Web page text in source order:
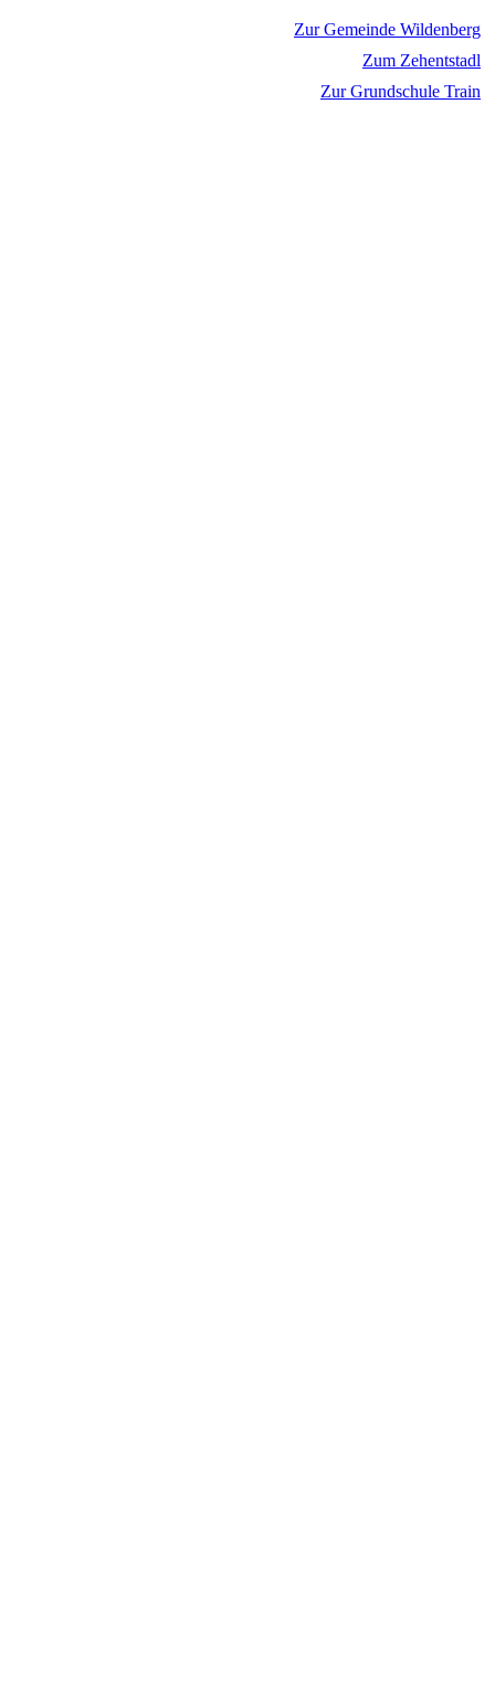
Zur Gemeinde Wildenberg
Zum Zehentstadl
Zur Grundschule Train